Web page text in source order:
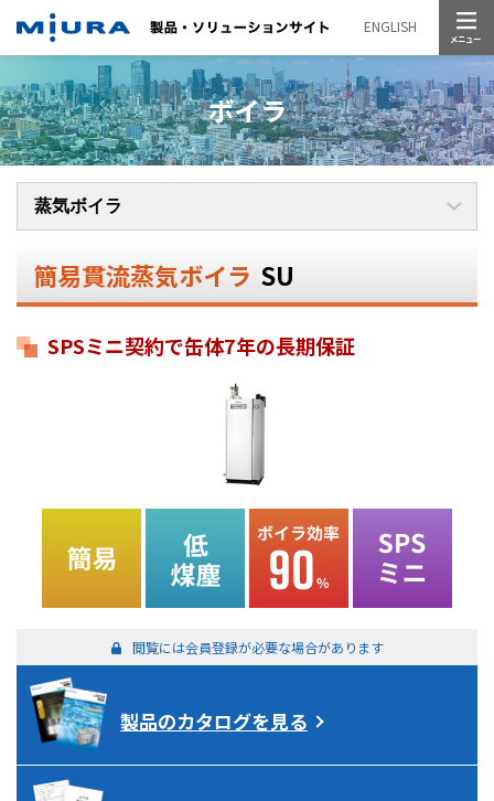
ENGLISH
ボイラ
簡易貫流蒸気ボイラ SU
SPSミニ契約で缶体7年の長期保証
閲覧には会員登録が必要な場合があります
製品のカタログを見る